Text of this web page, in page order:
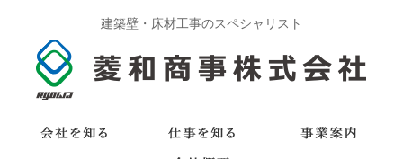
建築壁・床材工事のスペシャリスト